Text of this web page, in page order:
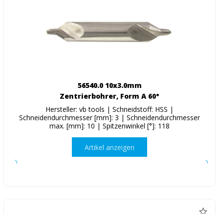
56540.0 10x3.0mm
Zentrierbohrer, Form A 60°
Hersteller: vb tools | Schneidstoff: HSS |
Schneidendurchmesser [mm]: 3 | Schneidendurchmesser
max. [mm]: 10 | Spitzenwinkel [°]: 118
Artikel anzeigen